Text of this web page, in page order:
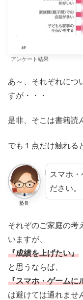
アンケート結果
あ～、それぞれにつ
すが・・・
是非、そこは書籍読
でも１点だけ触れる
塾長
スマホ
ださい。
それぞのご家庭の考
いますが、
『成績を上げたい』
と思うならば、
『スマホ・ゲームに
は避けては通れませ